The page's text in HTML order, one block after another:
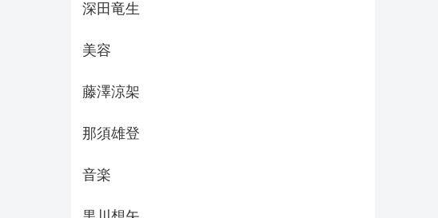
深田竜生
美容
藤澤涼架
那須雄登
音楽